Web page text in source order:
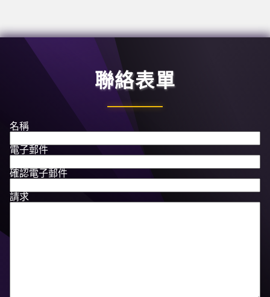
聯絡表單
名稱
電子郵件
確認電子郵件
請求